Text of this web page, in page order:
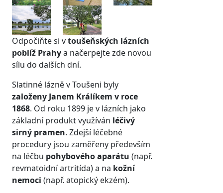
Odpočiňte si vtoušeňských lázních
poblíž Prahya načerpejte zde novou
sílu do dalších dní.
Slatinné lázně v Toušeni byly
založeny Janem Králíkem v roce
1868. Od roku 1899 je v lázních jako
základní produkt využíván léčivý
sirný pramen. Zdejší léčebné
procedury jsou zaměřeny především
na léčbu pohybového aparátu (např.
revmatoidní artritída) a na kožní
nemoci (např. atopický ekzém).